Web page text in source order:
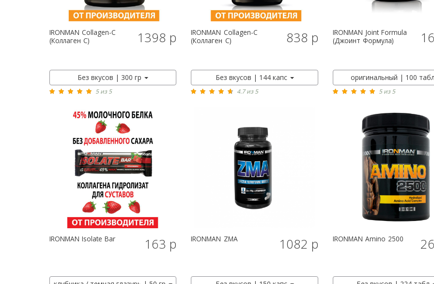
IRONMAN Collagen-C
(Коллаген С)
1398 р КУПИТЬ
Без вкусов | 300 гр
5 из 5
IRONMAN Collagen-C
(Коллаген С)
838 р КУПИТЬ
Без вкусов | 144 капс
4.7 из 5
IRONMAN Joint Formula
(Джоинт Формула)
оригинальный | 100 табл
5 из 5
IRONMAN Isolate Bar 163 р IRONMAN ZMA 1082 р IRONMAN Amino 2500